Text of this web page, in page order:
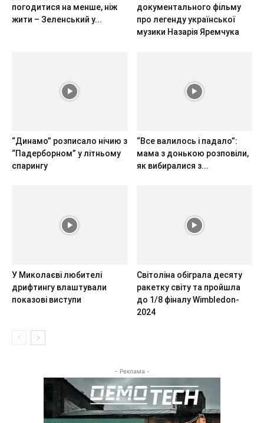
погодитися на менше, ніж
жити – Зеленський у...
документального фільму
про легенду української
музики Назарія Яремчука
“Динамо” розписало нічию з
“Падерборном” у літньому
спарингу
“Все валилось і падало”:
мама з донькою розповіли,
як вибиралися з...
У Миколаєві любителі
дрифтингу влаштували
показові виступи
Світоліна обіграла десяту
ракетку світу та пройшла
до 1/8 фіналу Wimbledon-
2024
- Реклама -